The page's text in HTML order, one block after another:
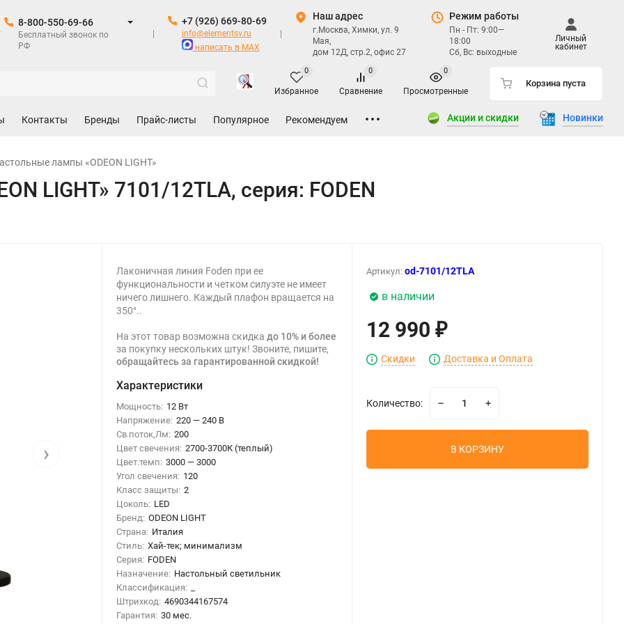
8-800-550-69-66
Бесплатный звонок по
РФ
+7 (926) 669-80-69
info@elementsv.ru
написать в MAX
Наш адрес
г.Москва, Химки, ул. 9
Мая,
дом 12Д, стр.2, офис 27
Режим работы
Пн - Пт: 9:00—
18:00
Сб, Вс: выходные
Личный
кабинет
Избранное
0
Сравнение
0
Просмотренные
0
Корзина пуста
Контакты Бренды Прайс-листы Популярное Рекомендуем Акции и скидки Новинки
лампы «ODEON LIGHT»
LIGHT» 7101/12TLA, серия: FODEN
›
Лаконичная линия Foden при ее
функциональности и четком силуэте не имеет
ничего лишнего. Каждый плафон вращается на
350°..
На этот товар возможна скидкадо 10% и более
за покупку нескольких штук! Звоните, пишите,
обращайтесь за гарантированной скидкой!
Характеристики
Мощность: 12 Вт
Напряжение: 220 — 240 В
Св.поток,Лм: 200
Цвет свечения: 2700-3700К (теплый)
Цвет.темп: 3000 — 3000
Угол свечения: 120
Класс защиты: 2
Цоколь: LED
Бренд: ODEON LIGHT
Страна: Италия
Стиль: Хай-тек; минимализм
Серия: FODEN
Назначение: Настольный светильник
Классификация:
Штрихкод: 4690344167574
Гарантия: 30 мес.
Артикул:od-7101/12TLA
в наличии
12 990₽
Скидки Доставка и Оплата
Количество:
В КОРЗИНУ